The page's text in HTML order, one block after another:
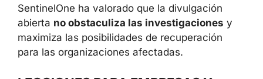
SentinelOne ha valorado que la divulgación
abierta no obstaculiza las investigaciones y
maximiza las posibilidades de recuperación
para las organizaciones afectadas.